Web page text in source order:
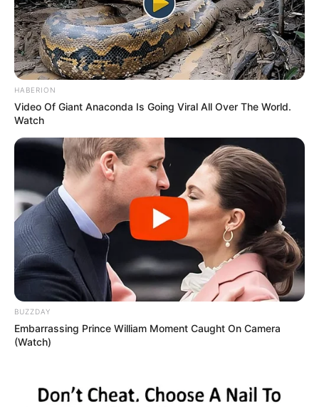
HABERION
Video Of Giant Anaconda Is Going Viral All Over The World.
Watch
BUZZDAY
Embarrassing Prince William Moment Caught On Camera
(Watch)